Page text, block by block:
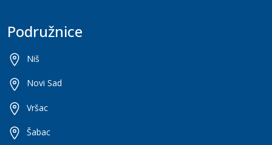
Podružnice
Niš
Novi Sad
Vršac
Šabac